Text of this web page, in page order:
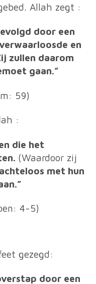
Allah zegt :
door een
en
zullen daarom
gaan.”
59)
:
die het
(Waardoor zij
met hun
4-5)
gezegd:
door een